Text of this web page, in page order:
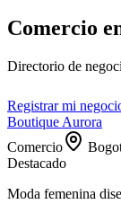
Comercio
Directorio de
Registrar mi
Boutique Aurora
Comercio
Destacado
Moda femenina